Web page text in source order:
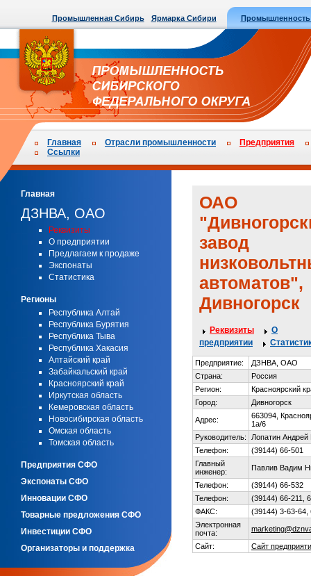
Промышленная Сибирь Ярмарка Сибири
Главная Отрасли промышленности
Предприятия
Ссылки
Главная
ДЗНВА, ОАО
Реквизиты
О предприятии
Предлагаем к продаже
Экспонаты
Статистика
Регионы
Республика Алтай
Республика Бурятия
Республика Тыва
Республика Хакасия
Алтайский край
Забайкальский край
Красноярский край
Иркутская область
Кемеровская область
Новосибирская область
Омская область
Томская область
Предприятия СФО
Экспонаты СФО
Инновации СФО
Товарные предложения СФО
Инвестиции СФО
Организаторы и поддержка
ОАО
завод
автоматов",
Дивногорск
Реквизиты
О
предприятии
Предприятие:
ДЗНВА, ОАО
Страна:
Россия
Регион:
Красноярский
Город:
Дивногорск
Адрес:
663094,
1а/6
Руководитель:
Лопатин Андрей
Телефон:
(39144) 66-501
Главный
инженер:
Павлив Вадим
Телефон:
(39144) 66-532
Телефон:
(39144) 66-211,
ФАКС:
(39144) 3-63-64,
Электронная
почта:
Сайт: Сайт